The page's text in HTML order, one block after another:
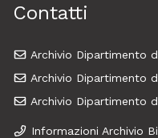
Contatti
Archivio Dipartimento
Archivio Dipartimento
Archivio Dipartimento
Informazioni Archivio